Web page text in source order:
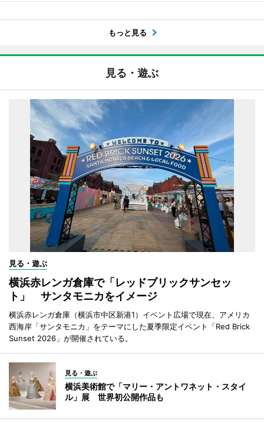
もっと見る
見る・遊ぶ
見る・遊ぶ
横浜赤レンガ倉庫で「レッドブリックサンセッ
ト」 サンタモニカをイメージ
横浜赤レンガ倉庫（横浜市中区新港1）イベント広場で現在、アメリカ
西海岸「サンタモニカ」をテーマにした夏季限定イベント「Red Brick
Sunset 2026」が開催されている。
見る・遊ぶ
横浜美術館で「マリー・アントワネット・スタイ
ル」展 世界初公開作品も